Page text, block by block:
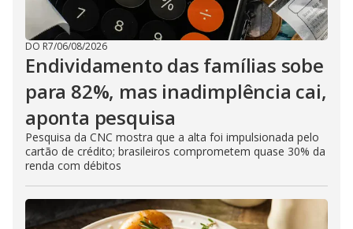
DO R7/06/08/2026
Endividamento das famílias sobe
para 82%, mas inadimplência cai,
aponta pesquisa
Pesquisa da CNC mostra que a alta foi impulsionada pelo
cartão de crédito; brasileiros comprometem quase 30% da
renda com débitos